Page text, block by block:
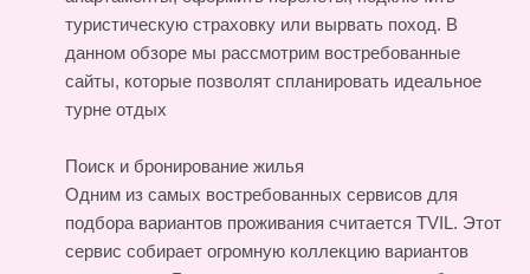
туристическую страховку или вырвать поход. В
данном обзоре мы рассмотрим востребованные
сайты, которые позволят спланировать идеальное
турне отдых
Поиск и бронирование жилья
Одним из самых востребованных сервисов для
подбора вариантов проживания считается TVIL. Этот
сервис собирает огромную коллекцию вариантов